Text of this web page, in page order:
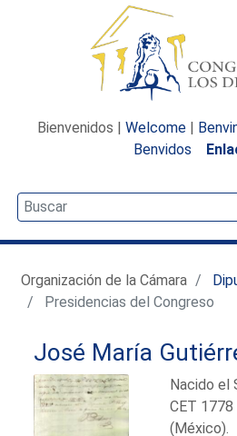
Bienvenidos | Welcome |
Benvidos
Organización de la Cámara
Presidencias del Congreso
José María
Nacido el
CET 1778
(México).